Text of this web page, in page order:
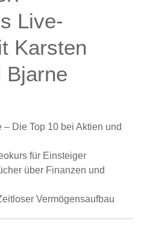
Live-
Karsten
Bjarne
Die Top 10 bei Aktien und
für Einsteiger
über Finanzen und
Vermögensaufbau